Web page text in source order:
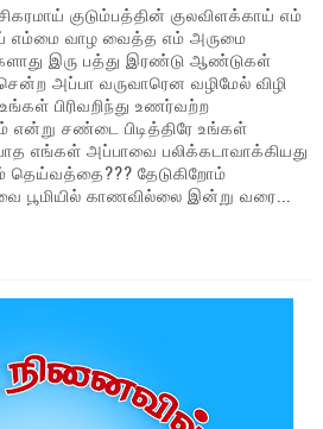
குடும்பத்தின் குலவிளக்காய் எம்
எம்மை வாழ வைத்த எம் அருமை
இரு பத்து இரண்டு ஆண்டுகள்
அப்பா வருவாரென வழிமேல் விழி
பிரிவறிந்து உணர்வற்ற
சண்டை பிடித்திரே உங்கள்
எங்கள் அப்பாவை பலிக்கடாவாக்கியது
தேடுகிறோம்
பூமியில் காணவில்லை இன்று வரை...